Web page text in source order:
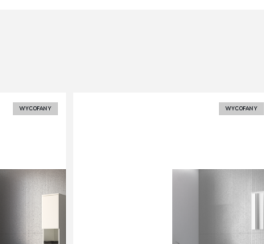
WYCOFANY WYCOFANY